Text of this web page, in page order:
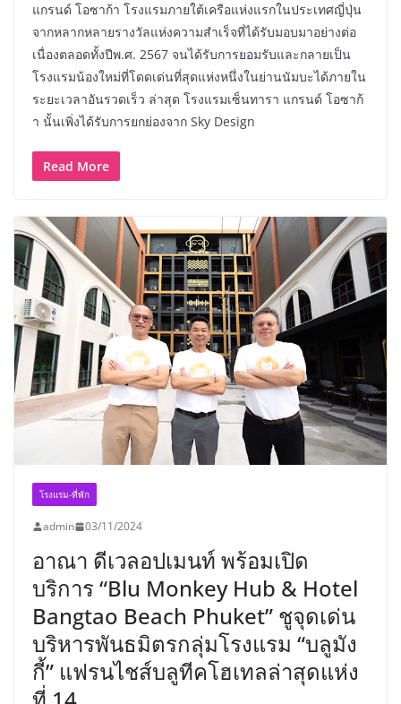
แกรนด์ โอซาก้า โรงแรมภายใต้เครือแห่งแรกในประเทศญี่ปุ่น
จากหลากหลายรางวัลแห่งความสำเร็จที่ได้รับมอบมาอย่างต่อ
เนื่องตลอดทั้งปีพ.ศ. 2567 จนได้รับการยอมรับและกลายเป็น
โรงแรมน้องใหม่ที่โดดเด่นที่สุดแห่งหนึ่งในย่านนัมบะได้ภายใน
ระยะเวลาอันรวดเร็ว ล่าสุด โรงแรมเซ็นทารา แกรนด์ โอซาก้
า นั้นเพิ่งได้รับการยกย่องจาก Sky Design
Read More
โรงแรม-ที่พัก
admin 03/11/2024
อาณา ดีเวลอปเมนท์ พร้อมเปิด
บริการ “Blu Monkey Hub & Hotel
Bangtao Beach Phuket” ชูจุดเด่น
บริหารพันธมิตรกลุ่มโรงแรม “บลูมัง
กี้” แฟรนไชส์บลูทีคโฮเทลล่าสุดแห่ง